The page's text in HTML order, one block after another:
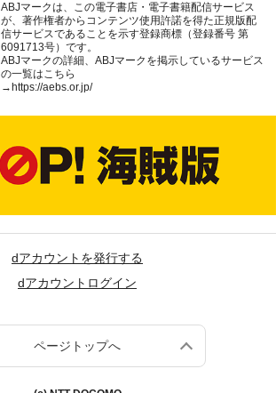
ABJマークは、この電子書店・電子書籍配信サービス
が、著作権者からコンテンツ使用許諾を得た正規版配
信サービスであることを示す登録商標（登録番号 第
6091713号）です。
ABJマークの詳細、ABJマークを掲示しているサービス
の一覧はこちら
→ https://aebs.or.jp/
dアカウントを発行する
dアカウントログイン
ページトップへ